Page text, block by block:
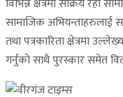
सामाजिक अभियन्ताहरुलाई
तथा पत्रकारिता क्षेत्रमा
गर्नुको साथै पुरस्कार समेत